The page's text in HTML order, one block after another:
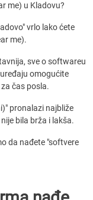
me) u Kladovu?
vrlo lako ćete
me).
sve o softwareu
omogućite
čas posla.
pronalazi najbliže
bila brža i lakša.
da nađete "softvere